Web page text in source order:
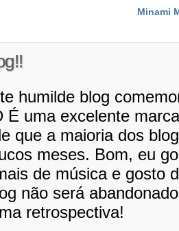
Minami
humilde blog
É uma excelente
que a maioria dos
meses. Bom, eu
de música e gosto
não será
retrospectiva!